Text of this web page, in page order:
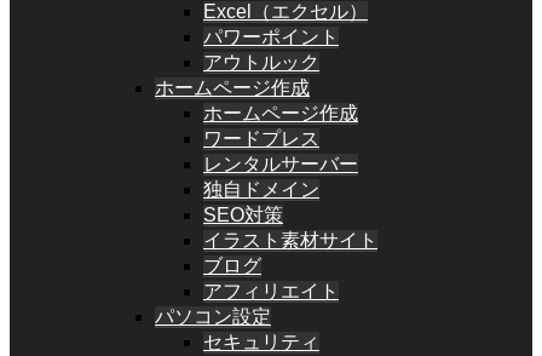
Excel（エクセル）
パワーポイント
アウトルック
ホームページ作成
ホームページ作成
ワードプレス
レンタルサーバー
独自ドメイン
SEO対策
イラスト素材サイト
ブログ
アフィリエイト
パソコン設定
セキュリティ